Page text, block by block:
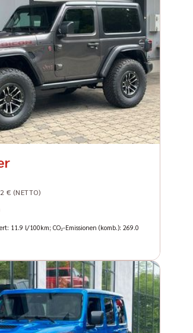
€ (NETTO)
11.9 l/100km; CO₂-Emissionen (komb.): 269.0